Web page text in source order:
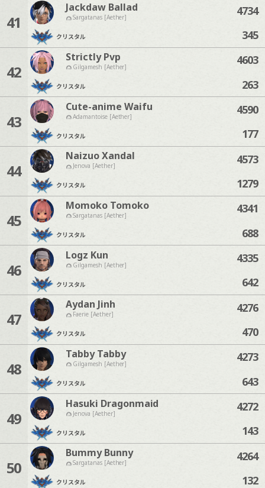
41
Jackdaw Ballad
Sargatanas [Aether]
クリスタル
4734
345
42
Strictly Pvp
Gilgamesh [Aether]
クリスタル
4603
263
43
Cute-anime Waifu
Adamantoise [Aether]
クリスタル
4590
177
44
Naizuo Xandal
Jenova [Aether]
クリスタル
4573
1279
45
Momoko Tomoko
Sargatanas [Aether]
クリスタル
4341
688
46
Logz Kun
Gilgamesh [Aether]
クリスタル
4335
642
47
Aydan Jinh
Faerie [Aether]
クリスタル
4276
470
48
Tabby Tabby
Gilgamesh [Aether]
クリスタル
4273
643
49
Hasuki Dragonmaid
Jenova [Aether]
クリスタル
4272
143
50
Bummy Bunny
Sargatanas [Aether]
クリスタル
4264
132